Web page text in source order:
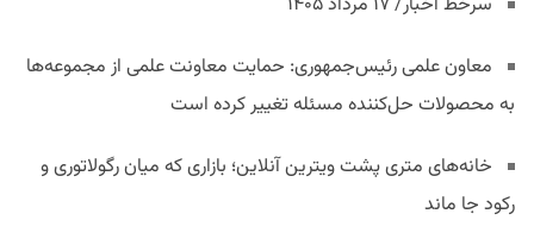
معاون علمی رئیس‌جمهوری: حمایت معاونت علمی از مجموعه‌ها
به محصولات حل‌کننده مسئله تغییر کرده است
خانه‌های متری پشت ویترین آنلاین؛ بازاری که میان رگولاتوری و
رکود جا ماند